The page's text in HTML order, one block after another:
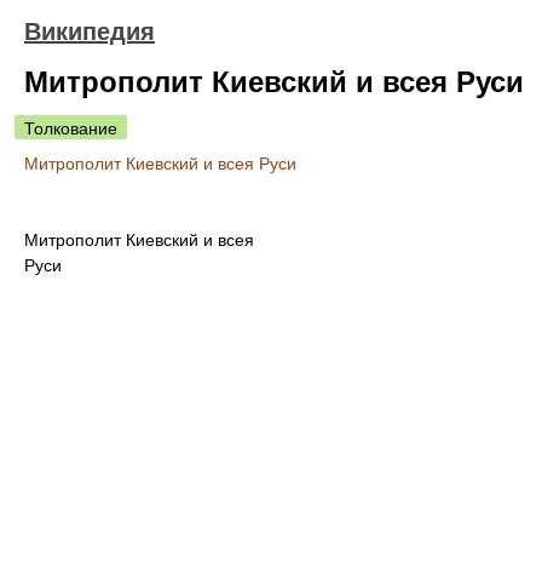
Википедия
Митрополит Киевский и всея Руси
Толкование
Митрополит Киевский и всея Руси
Митрополит Киевский и всея
Руси